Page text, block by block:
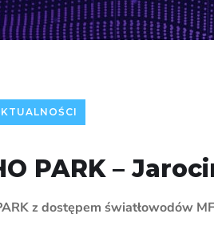
PARK –
z dostępem światłowodów